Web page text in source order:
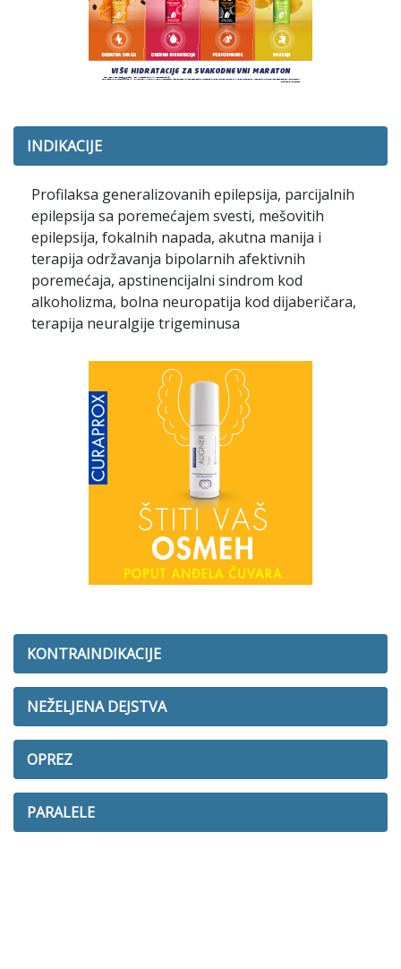
INDIKACIJE
Profilaksa generalizovanih epilepsija, parcijalnih
epilepsija sa poremećajem svesti, mešovitih
epilepsija, fokalnih napada, akutna manija i
terapija održavanja bipolarnih afektivnih
poremećaja, apstinencijalni sindrom kod
alkoholizma, bolna neuropatija kod dijaberičara,
terapija neuralgije trigeminusa
KONTRAINDIKACIJE
NEŽELJENA DEJSTVA
OPREZ
PARALELE